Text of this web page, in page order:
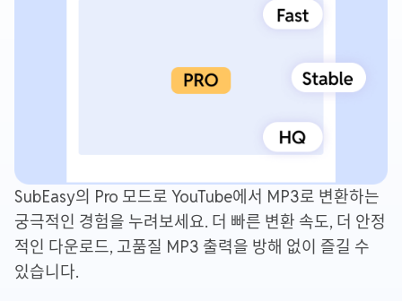
SubEasy의 Pro 모드로 YouTube에서 MP3로 변환하는
궁극적인 경험을 누려보세요. 더 빠른 변환 속도, 더 안정
적인 다운로드, 고품질 MP3 출력을 방해 없이 즐길 수
있습니다.